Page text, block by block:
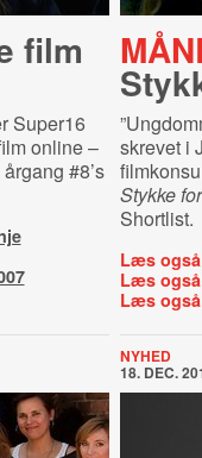
film
Super16
online –
#8’s
skrevet i
Stykke
Shortlist.
Læs
Læs
Læs
NYHED
18. DEC.